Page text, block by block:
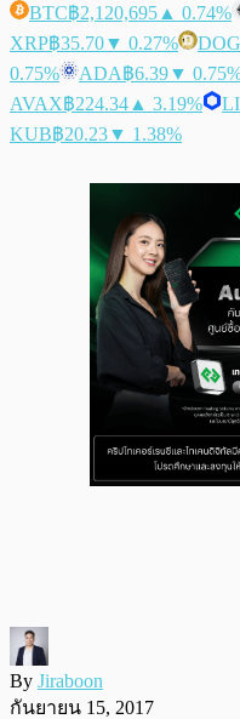
BTC฿2,120,695 ▲ 0.74%
XRP฿35.70▼ 0.27%
0.75%
ADA฿6.39▼
AVAX฿224.34 ▲ 3.19%
KUB฿20.23▼ 1.38%
By Jiraboon
กันยายน 15, 2017